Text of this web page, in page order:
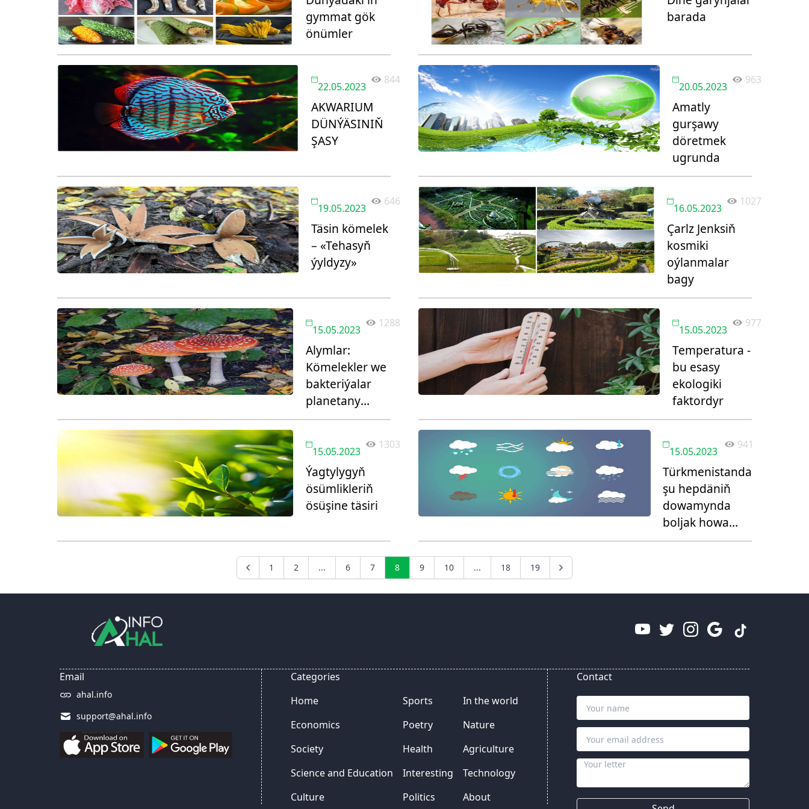
gymmat gök
önümler
barada
22.05.2023
844
AKWARIUM
DÜNÝÄSINIŇ
ŞASY
20.05.2023
963
Amatly
gurşawy
döretmek
ugrunda
19.05.2023
646
Täsin kömelek
– «Tehasyň
ýyldyzy»
16.05.2023
1027
Çarlz Jenksiň
kosmiki
oýlanmalar
bagy
15.05.2023
1288
Alymlar:
Kömelekler we
bakteriýalar
planetany
arassalamaga
biler
15.05.2023
977
Temperatura -
bu esasy
ekologiki
faktordyr
15.05.2023
1303
Ýagtylygyň
ösümlikleriň
ösüşine täsiri
15.05.2023
941
Türkmenistanda
şu hepdäniň
dowamynda
boljak howa
maglumaty:
1 2 ... 6 7 8 9 10 ... 18 19
Email
ahal.info
support@ahal.info
Categories
Home
Economics
Society
Science and Education
Culture
Sports
Poetry
Health
Interesting
Politics
In the world
Nature
Agriculture
Technology
About
Contact